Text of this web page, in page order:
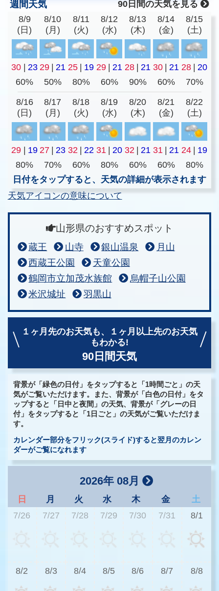
週間天気
90日間の天気を見る
8/9
(日)
8/10
(月)
8/11
(火)
8/12
(水)
8/13
(木)
8/14
(金)
8/15
(土)
30 23 29 21 25 19 29 21 28 21 30 21 28
20
60%
50% 80% 60% 90% 60% 70%
8/16
(日)
8/17
(月)
8/18
(火)
8/19
(水)
8/20
(木)
8/21
(金)
8/22
(土)
29 | 19 27 | 23 32 | 22 31 | 20 32 | 21 31 | 21 24 | 19
80%
70% 60% 80% 60% 60%
80%
日付をタップすると、天気の詳細が表示されます
天気アイコンの意味について
山形県のおすすめスポット
蔵王 山寺 銀山温泉
月山
西蔵王公園
天童公園
鶴岡市立加茂水族館
烏帽子山公園
米沢城址
羽黒山
１ヶ月先のお天気も、
１ヶ月以上先のお天気
もわかる!
90日間天気
背景が「緑色の日付」をタップすると「1時間ごと」の天
気がご覧いただけます。また、背景が「白色の日付」をタ
ップすると「日中と夜間」の天気、背景が「グレーの日
付」をタップすると「1日ごと」の天気がご覧いただけま
す。
カレンダー部分をフリック(スライド)すると翌月のカレン
ダーがご覧になれます
2026年 08月
日 月 火 水 木 金
土
7/26
7/27 7/28 7/29 7/30 7/31 8/1
8/2 8/3 8/4 8/5 8/6 8/7 8/8